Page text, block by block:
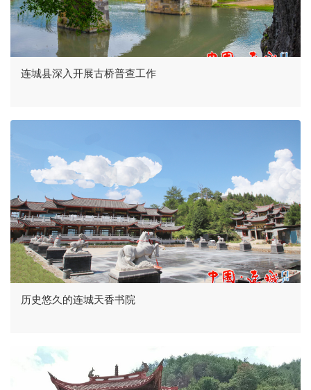
连城县深入开展古桥普查工作
历史悠久的连城天香书院